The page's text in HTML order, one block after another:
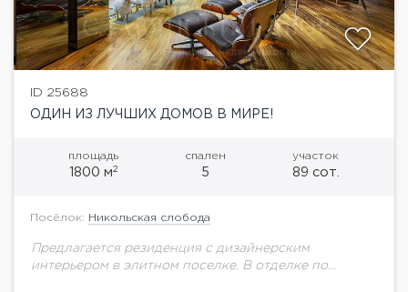
ID 25688
ОДИН ИЗ ЛУЧШИХ ДОМОВ В МИРЕ!
площадь
1800 м2
спален
5
участок
89 сот.
Посёлок: Никольская слобода
Предлагается резиденция с дизайнерским
интерьером в элитном поселке. В отделке по